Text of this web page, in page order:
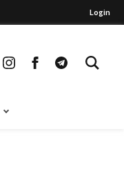
Login